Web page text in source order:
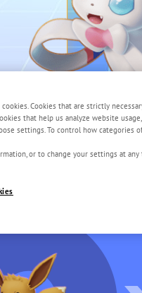
Cookies that are strictly
that help us analyze website
settings. To control how categories
or to change your settings at any